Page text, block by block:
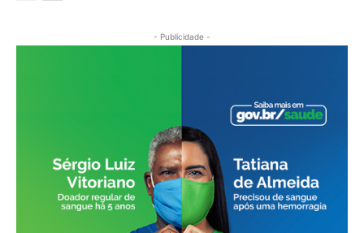
- Publicidade -